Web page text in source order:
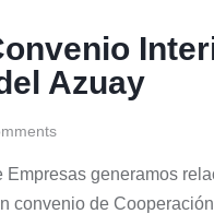
Azuay
Empresas generamos
convenio de